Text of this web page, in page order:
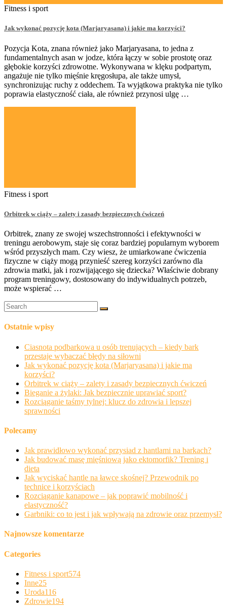
Fitness i sport
Jak wykonać pozycję kota (Marjaryasana) i jakie ma korzyści?
Pozycja Kota, znana również jako Marjaryasana, to jedna z
fundamentalnych asan w jodze, która łączy w sobie prostotę oraz
głębokie korzyści zdrowotne. Wykonywana w klęku podpartym,
angażuje nie tylko mięśnie kręgosłupa, ale także umysł,
synchronizując ruchy z oddechem. Ta wyjątkowa praktyka nie tylko
poprawia elastyczność ciała, ale również przynosi ulgę …
Fitness i sport
Orbitrek w ciąży – zalety i zasady bezpiecznych ćwiczeń
Orbitrek, znany ze swojej wszechstronności i efektywności w
treningu aerobowym, staje się coraz bardziej popularnym wyborem
wśród przyszłych mam. Czy wiesz, że umiarkowane ćwiczenia
fizyczne w ciąży mogą przynieść szereg korzyści zarówno dla
zdrowia matki, jak i rozwijającego się dziecka? Właściwie dobrany
program treningowy, dostosowany do indywidualnych potrzeb,
może wspierać …
Ostatnie wpisy
Ciasnota podbarkowa u osób trenujących – kiedy bark
przestaje wybaczać błędy na siłowni
Jak wykonać pozycję kota (Marjaryasana) i jakie ma
korzyści?
Orbitrek w ciąży – zalety i zasady bezpiecznych ćwiczeń
Bieganie a żylaki: Jak bezpiecznie uprawiać sport?
Rozciąganie taśmy tylnej: klucz do zdrowia i lepszej
sprawności
Polecamy
Jak prawidłowo wykonać przysiad z hantlami na barkach?
Jak budować masę mięśniową jako ektomorfik? Trening i
dieta
Jak wyciskać hantle na ławce skośnej? Przewodnik po
technice i korzyściach
Rozciąganie kanapowe – jak poprawić mobilność i
elastyczność?
Garbniki: co to jest i jak wpływają na zdrowie oraz przemysł?
Najnowsze komentarze
Categories
Fitness i sport574
Inne25
Uroda116
Zdrowie194